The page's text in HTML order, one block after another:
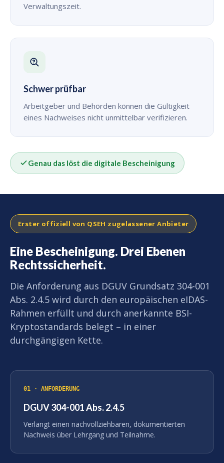
Verwaltungszeit.
Schwer prüfbar
Arbeitgeber und Behörden können die Gültigkeit
eines Nachweises nicht unmittelbar verifizieren.
Genau das löst die digitale Bescheinigung
Erster offiziell von QSEH zugelassener Anbieter
Eine Bescheinigung. Drei Ebenen
Rechtssicherheit.
Die Anforderung aus DGUV Grundsatz 304-001
Abs. 2.4.5 wird durch den europäischen eIDAS-
Rahmen erfüllt und durch anerkannte BSI-
Kryptostandards belegt – in einer
durchgängigen Kette.
01 · ANFORDERUNG
DGUV 304-001 Abs. 2.4.5
Verlangt einen nachvollziehbaren, dokumentierten
Nachweis über Lehrgang und Teilnahme.